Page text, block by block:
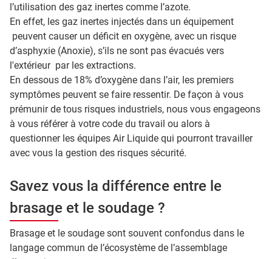
l’utilisation des gaz inertes comme l’azote.
En effet, les gaz inertes injectés dans un équipement
peuvent causer un déficit en oxygène, avec un risque
d’asphyxie (Anoxie), s’ils ne sont pas évacués vers
l'extérieur par les extractions.
En dessous de 18% d’oxygène dans l’air, les premiers
symptômes peuvent se faire ressentir. De façon à vous
prémunir de tous risques industriels, nous vous engageons
à vous référer à votre code du travail ou alors à
questionner les équipes Air Liquide qui pourront travailler
avec vous la gestion des risques sécurité.
Savez vous la différence entre le
brasage et le soudage ?
Brasage et le soudage sont souvent confondus dans le
langage commun de l’écosystème de l’assemblage